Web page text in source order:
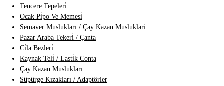
Tencere Tepeleri̇
Ocak Pi̇po Ve Memesi̇
Semaver Muslukları / Çay Kazan Musluklari
Pazar Araba Tekeri̇ / Çanta
Ci̇la Bezleri̇
Kaynak Teli̇ / Lasti̇k Conta
Çay Kazan Muslukları
Süpürge Kızakları / Adaptörler